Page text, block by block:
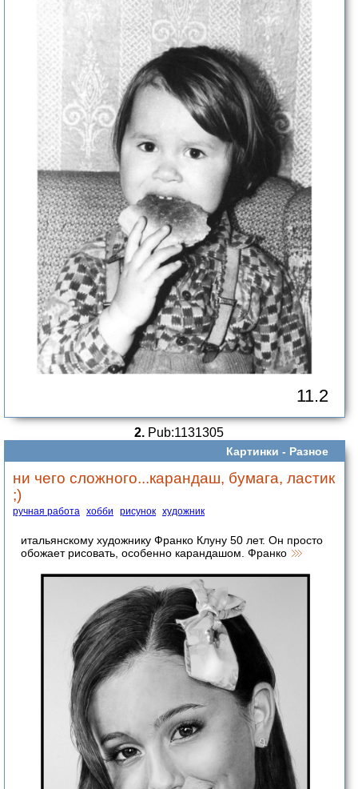
11.2
2. Pub:1131305
Картинки - Разное
ни чего сложного...карандаш, бумага, ластик
;)
ручная работа хобби рисунок художник
итальянскому художнику Франко Клуну 50 лет. Он просто
обожает рисовать, особенно карандашом. Франко